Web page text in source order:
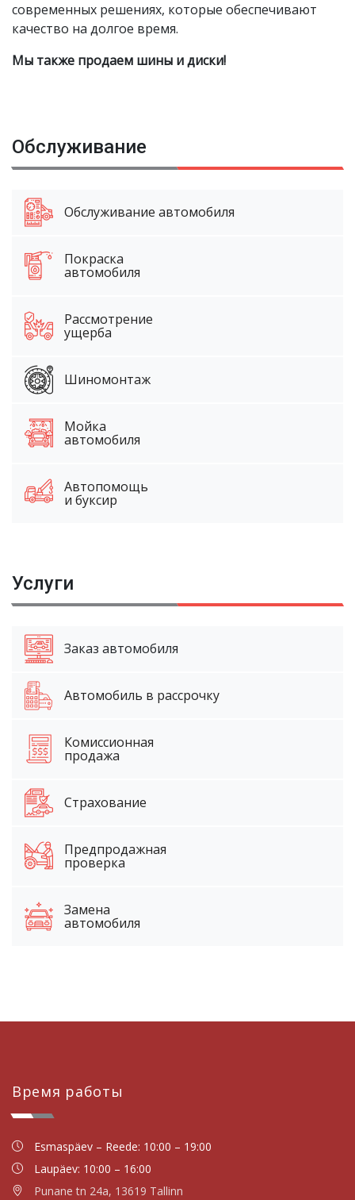
современных решениях, которые обеспечивают
качество на долгое время.
Мы также продаем шины и диски!
Обслуживание
Обслуживание автомобиля
Покраска
автомобиля
Рассмотрение
ущерба
Шиномонтаж
Мойка
автомобиля
Автопомощь
и буксир
Услуги
Заказ автомобиля
Автомобиль в рассрочку
Комиссионная
продажа
Страхование
Предпродажная
проверка
Замена
автомобиля
Время работы
Esmaspäev – Reede: 10:00 – 19:00
Laupäev: 10:00 – 16:00
Punane tn 24a, 13619 Tallinn